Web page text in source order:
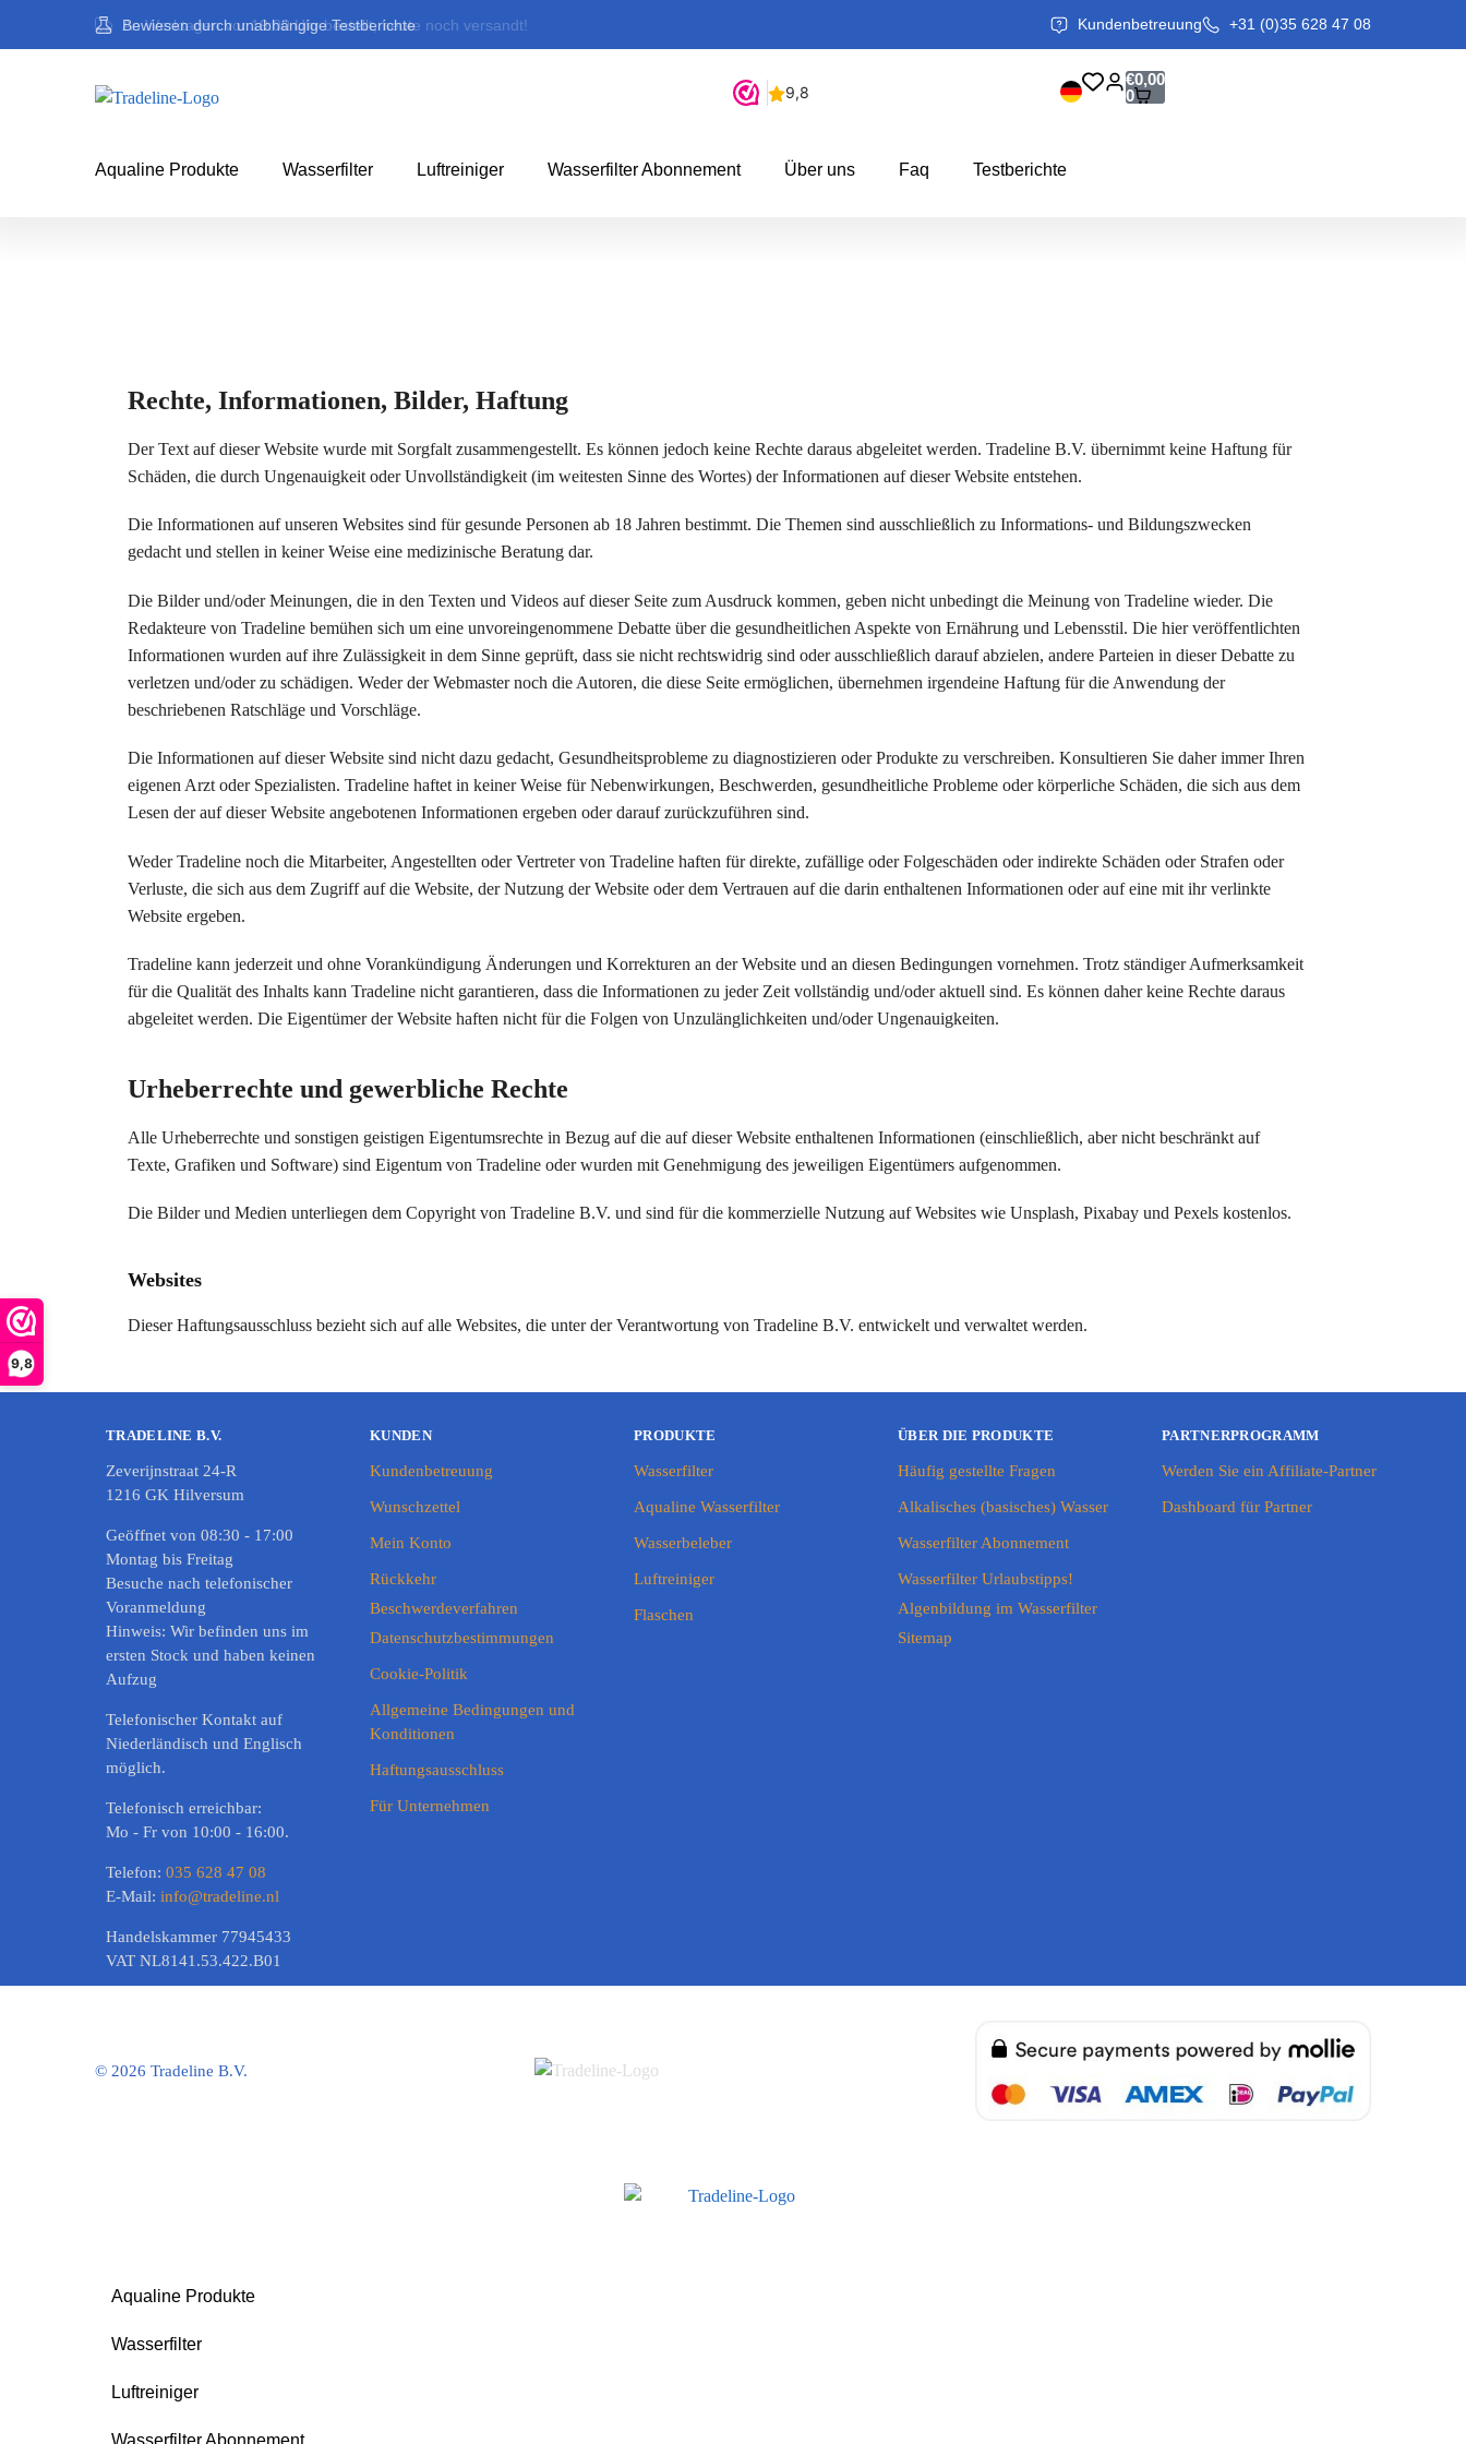
9,8
Bewiesen durch unabhängige Testberichte
An Werktagen vor 19:00 Uhr bestellt, heute noch versandt! Kundenbetreuung +31 (0)35 628 47 08
€0,00
0
Aqualine Produkte Wasserfilter Luftreiniger Wasserfilter Abonnement Über uns Faq Testberichte
Rechte, Informationen, Bilder, Haftung
Der Text auf dieser Website wurde mit Sorgfalt zusammengestellt. Es können jedoch keine Rechte daraus abgeleitet werden. Tradeline B.V. übernimmt keine Haftung für
Schäden, die durch Ungenauigkeit oder Unvollständigkeit (im weitesten Sinne des Wortes) der Informationen auf dieser Website entstehen.
Die Informationen auf unseren Websites sind für gesunde Personen ab 18 Jahren bestimmt. Die Themen sind ausschließlich zu Informations- und Bildungszwecken
gedacht und stellen in keiner Weise eine medizinische Beratung dar.
Die Bilder und/oder Meinungen, die in den Texten und Videos auf dieser Seite zum Ausdruck kommen, geben nicht unbedingt die Meinung von Tradeline wieder. Die
Redakteure von Tradeline bemühen sich um eine unvoreingenommene Debatte über die gesundheitlichen Aspekte von Ernährung und Lebensstil. Die hier veröffentlichten
Informationen wurden auf ihre Zulässigkeit in dem Sinne geprüft, dass sie nicht rechtswidrig sind oder ausschließlich darauf abzielen, andere Parteien in dieser Debatte zu
verletzen und/oder zu schädigen. Weder der Webmaster noch die Autoren, die diese Seite ermöglichen, übernehmen irgendeine Haftung für die Anwendung der
beschriebenen Ratschläge und Vorschläge.
Die Informationen auf dieser Website sind nicht dazu gedacht, Gesundheitsprobleme zu diagnostizieren oder Produkte zu verschreiben. Konsultieren Sie daher immer Ihren
eigenen Arzt oder Spezialisten. Tradeline haftet in keiner Weise für Nebenwirkungen, Beschwerden, gesundheitliche Probleme oder körperliche Schäden, die sich aus dem
Lesen der auf dieser Website angebotenen Informationen ergeben oder darauf zurückzuführen sind.
Weder Tradeline noch die Mitarbeiter, Angestellten oder Vertreter von Tradeline haften für direkte, zufällige oder Folgeschäden oder indirekte Schäden oder Strafen oder
Verluste, die sich aus dem Zugriff auf die Website, der Nutzung der Website oder dem Vertrauen auf die darin enthaltenen Informationen oder auf eine mit ihr verlinkte
Website ergeben.
Tradeline kann jederzeit und ohne Vorankündigung Änderungen und Korrekturen an der Website und an diesen Bedingungen vornehmen. Trotz ständiger Aufmerksamkeit
für die Qualität des Inhalts kann Tradeline nicht garantieren, dass die Informationen zu jeder Zeit vollständig und/oder aktuell sind. Es können daher keine Rechte daraus
abgeleitet werden. Die Eigentümer der Website haften nicht für die Folgen von Unzulänglichkeiten und/oder Ungenauigkeiten.
Urheberrechte und gewerbliche Rechte
Alle Urheberrechte und sonstigen geistigen Eigentumsrechte in Bezug auf die auf dieser Website enthaltenen Informationen (einschließlich, aber nicht beschränkt auf
Texte, Grafiken und Software) sind Eigentum von Tradeline oder wurden mit Genehmigung des jeweiligen Eigentümers aufgenommen.
Die Bilder und Medien unterliegen dem Copyright von Tradeline B.V. und sind für die kommerzielle Nutzung auf Websites wie Unsplash, Pixabay und Pexels kostenlos.
Websites
Dieser Haftungsausschluss bezieht sich auf alle Websites, die unter der Verantwortung von Tradeline B.V. entwickelt und verwaltet werden.
TRADELINE B.V.
Zeverijnstraat 24-R
1216 GK Hilversum
Geöffnet von 08:30 - 17:00
Montag bis Freitag
Besuche nach telefonischer
Voranmeldung
Hinweis: Wir befinden uns im
ersten Stock und haben keinen
Aufzug
Telefonischer Kontakt auf
Niederländisch und Englisch
möglich.
Telefonisch erreichbar:
Mo - Fr von 10:00 - 16:00.
Telefon: 035 628 47 08
E-Mail: info@tradeline.nl
Handelskammer 77945433
VAT NL8141.53.422.B01
KUNDEN
Kundenbetreuung
Wunschzettel
Mein Konto
Rückkehr
Beschwerdeverfahren
Datenschutzbestimmungen
Cookie-Politik
Allgemeine Bedingungen und
Konditionen
Haftungsausschluss
Für Unternehmen
PRODUKTE
Wasserfilter
Aqualine Wasserfilter
Wasserbeleber
Luftreiniger
Flaschen
ÜBER DIE PRODUKTE
Häufig gestellte Fragen
Alkalisches (basisches) Wasser
Wasserfilter Abonnement
Wasserfilter Urlaubstipps!
Algenbildung im Wasserfilter
Sitemap
PARTNERPROGRAMM
Werden Sie ein Affiliate-Partner
Dashboard für Partner
© 2026 Tradeline B.V.
Aqualine Produkte
Wasserfilter
Luftreiniger